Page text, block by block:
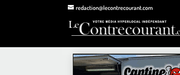
redaction@lecontrecourant.com